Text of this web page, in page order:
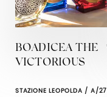
BOADICEA THE
VICTORIOUS
STAZIONE LEOPOLDA / A/27